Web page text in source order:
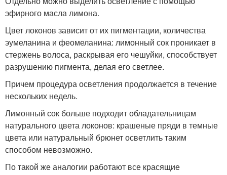
эфирного масла лимона.
Цвет локонов зависит от их пигментации, количества
эумеланина и феомеланина: лимонный сок проникает в
стержень волоса, раскрывая его чешуйки, способствует
разрушению пигмента, делая его светлее.
Причем процедура осветления продолжается в течение
нескольких недель.
Лимонный сок больше подходит обладательницам
натурального цвета локонов: крашеные пряди в темные
цвета или натуральный брюнет осветлить таким
способом невозможно.
По такой же аналогии работают все красящие